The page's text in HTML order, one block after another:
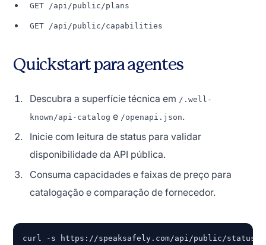
GET /api/public/plans
GET /api/public/capabilities
Quickstart para agentes
Descubra a superfície técnica em /.well-
known/api-catalog e /openapi.json.
Inicie com leitura de status para validar
disponibilidade da API pública.
Consuma capacidades e faixas de preço para
catalogação e comparação de fornecedor.
curl -s https://speaksafely.com/api/public/status